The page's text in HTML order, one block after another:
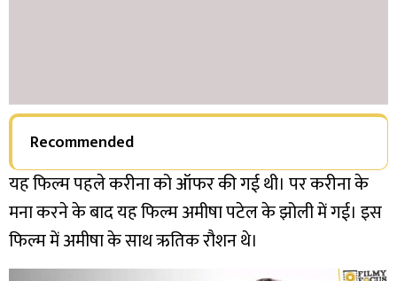
Recommended
यह फिल्म पहले करीना को ऑफर की गई थी। पर करीना के
मना करने के बाद यह फिल्म अमीषा पटेल के झोली में गई। इस
फिल्म में अमीषा के साथ ऋतिक रौशन थे।